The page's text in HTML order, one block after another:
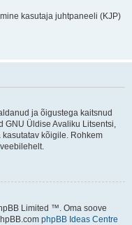
kasutaja juhtpaneeli (KJP)
ja õigustega kaitsnud
GNU Üldise Avaliku Litsentsi,
kõigile. Rohkem
veebilehelt.
Limited ™. Oma soove
phpBB Ideas Centre